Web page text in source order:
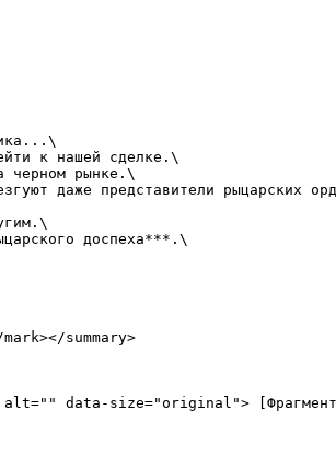
к нашей сделке.\
черном рынке.\
даже представители рыцарских
доспеха***.\
summary>
data-size="original">